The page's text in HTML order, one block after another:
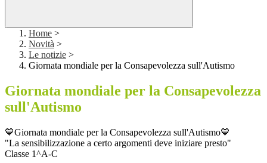
Home >
Novità >
Le notizie >
Giornata mondiale per la Consapevolezza sull'Autismo
Giornata mondiale per la Consapevolezza
sull'Autismo
💙Giornata mondiale per la Consapevolezza sull'Autismo💙
"La sensibilizzazione a certo argomenti deve iniziare presto"
Classe 1^A-C